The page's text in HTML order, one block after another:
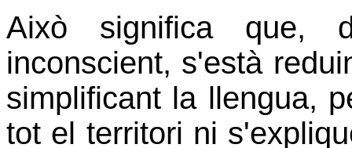
Això significa que,
inconscient, s'està
simplificant la llengua,
tot el territori ni